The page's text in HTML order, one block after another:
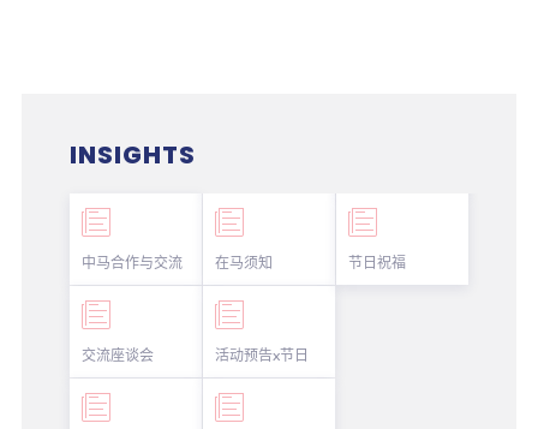
INSIGHTS
中马合作与交流
交流座谈会
在马须知
活动预告x节日
节日祝福